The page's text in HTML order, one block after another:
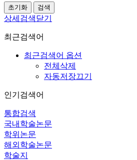
상세검색닫기
최근검색어
최근검색어 옵션
전체삭제
자동저장끄기
인기검색어
통합검색
국내학술논문
학위논문
해외학술논문
학술지